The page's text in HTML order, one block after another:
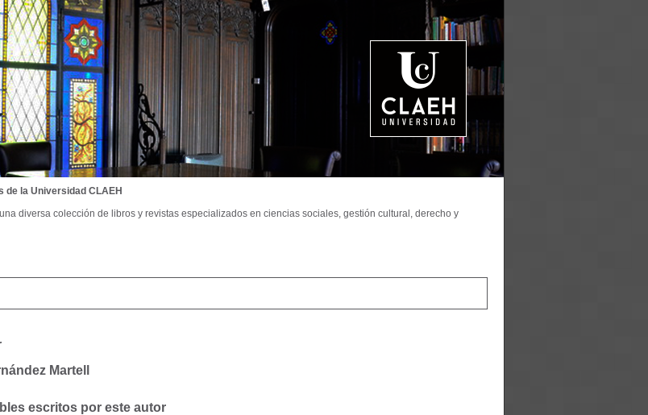
Martell
escritos por este autor
de la Universidad CLAEH
diversa colección de libros y revistas especializados en ciencias sociales, gestión cultural, derecho y